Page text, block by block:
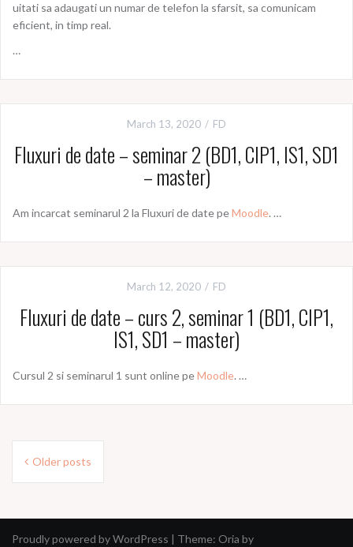
uitati sa adaugati un numar de telefon la sfarsit, sa comunicam
eficient, in timp real.
…
March 13, 2020 FD
Fluxuri de date – seminar 2 (BD1, CIP1, IS1, SD1
– master)
Am incarcat seminarul 2 la Fluxuri de date peMoodle. …
March 12, 2020 FD
Fluxuri de date – curs 2, seminar 1 (BD1, CIP1,
IS1, SD1 – master)
Cursul 2 si seminarul 1 sunt online peMoodle. …
Posts
navigation
Older posts
Proudly powered by WordPress | Theme: Oria by